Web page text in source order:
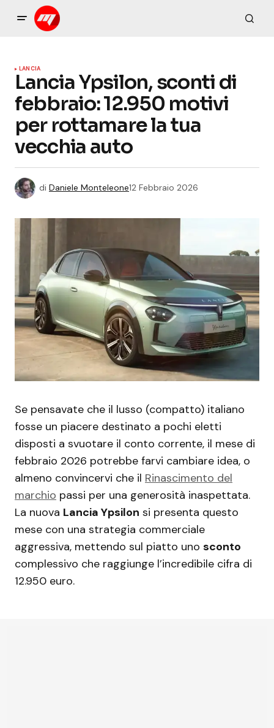
LANCIA
Lancia Ypsilon, sconti di
febbraio: 12.950 motivi
per rottamare la tua
vecchia auto
di Daniele Monteleone12 Febbraio 2026
Se pensavate che il lusso (compatto) italiano
fosse un piacere destinato a pochi eletti
disposti a svuotare il conto corrente, il mese di
febbraio 2026 potrebbe farvi cambiare idea, o
almeno convincervi che il Rinascimento del
marchio passi per una generosità inaspettata.
La nuova Lancia Ypsilon si presenta questo
mese con una strategia commerciale
aggressiva, mettendo sul piatto uno sconto
complessivo che raggiunge l’incredibile cifra di
12.950 euro.